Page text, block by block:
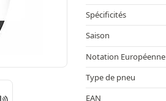
Spécificités
Saison
Notation Européenne
Type de pneu
EAN